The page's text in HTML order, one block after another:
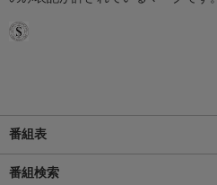
番組表
番組検索